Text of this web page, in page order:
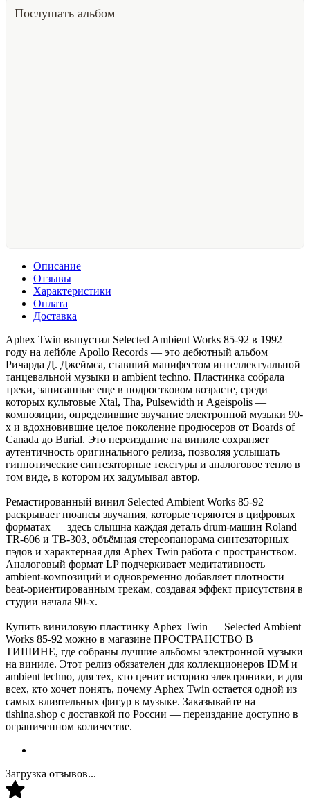
Послушать альбом
Описание
Отзывы
Характеристики
Оплата
Доставка
Aphex Twin выпустил Selected Ambient Works 85-92 в 1992
году на лейбле Apollo Records — это дебютный альбом
Ричарда Д. Джеймса, ставший манифестом интеллектуальной
танцевальной музыки и ambient techno. Пластинка собрала
треки, записанные еще в подростковом возрасте, среди
которых культовые Xtal, Tha, Pulsewidth и Ageispolis —
композиции, определившие звучание электронной музыки 90-
х и вдохновившие целое поколение продюсеров от Boards of
Canada до Burial. Это переиздание на виниле сохраняет
аутентичность оригинального релиза, позволяя услышать
гипнотические синтезаторные текстуры и аналоговое тепло в
том виде, в котором их задумывал автор.
Ремастированный винил Selected Ambient Works 85-92
раскрывает нюансы звучания, которые теряются в цифровых
форматах — здесь слышна каждая деталь drum-машин Roland
TR-606 и TB-303, объёмная стереопанорама синтезаторных
пэдов и характерная для Aphex Twin работа с пространством.
Аналоговый формат LP подчеркивает медитативность
ambient-композиций и одновременно добавляет плотности
beat-ориентированным трекам, создавая эффект присутствия в
студии начала 90-х.
Купить виниловую пластинку Aphex Twin — Selected Ambient
Works 85-92 можно в магазине ПРОСТРАНСТВО В
ТИШИНЕ, где собраны лучшие альбомы электронной музыки
на виниле. Этот релиз обязателен для коллекционеров IDM и
ambient techno, для тех, кто ценит историю электроники, и для
всех, кто хочет понять, почему Aphex Twin остается одной из
самых влиятельных фигур в музыке. Заказывайте на
tishina.shop с доставкой по России — переиздание доступно в
ограниченном количестве.
Загрузка отзывов...